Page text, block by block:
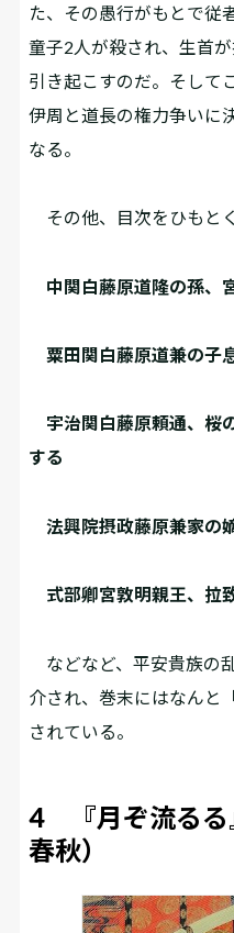
た、その愚行がもとで従
童子2️人が殺され、生首
引き起こすのだ。そして
伊周と道長の権力争いに
なる。
その他、目次をひもと
中関白藤原道隆の孫、
粟田関白藤原道兼の子
宇治関白藤原頼通、桜
する
法興院摂政藤原兼家の
式部卿宮敦明親王、拉
などなど、平安貴族の
介され、巻末にはなんと
されている。
4 『月ぞ流るる
春秋）